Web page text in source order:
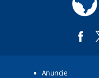
Anuncie